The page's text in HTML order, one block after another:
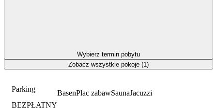
Parking
BEZPŁATNY
BasenPlac zabawSaunaJacuzzi
Wybierz termin pobytu
Zobacz wszystkie pokoje (1)